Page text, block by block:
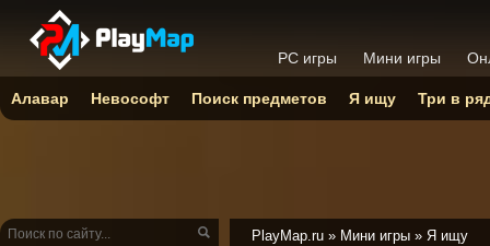
PlayMap.ru » Мини игры » Я ищу
PC игры Мини игры
Алавар Невософт Поиск предметов Я ищу Три в